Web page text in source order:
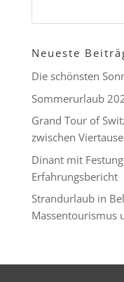
Neueste
Die schönsten
Sommerurlaub
Grand Tour of
zwischen
Dinant mit
Erfahrungsbericht
Strandurlaub in
Massentourismus